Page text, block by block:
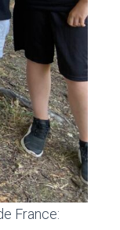
France: